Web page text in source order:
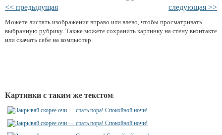
<< предыдущая следующая >>
Можете листать изображения вправо или влево, чтобы просматривать
выбранную рубрику. Также можете сохранить картинку на стену вконтакте
или скачать себе на компьютер.
Картинки с таким же текстом: